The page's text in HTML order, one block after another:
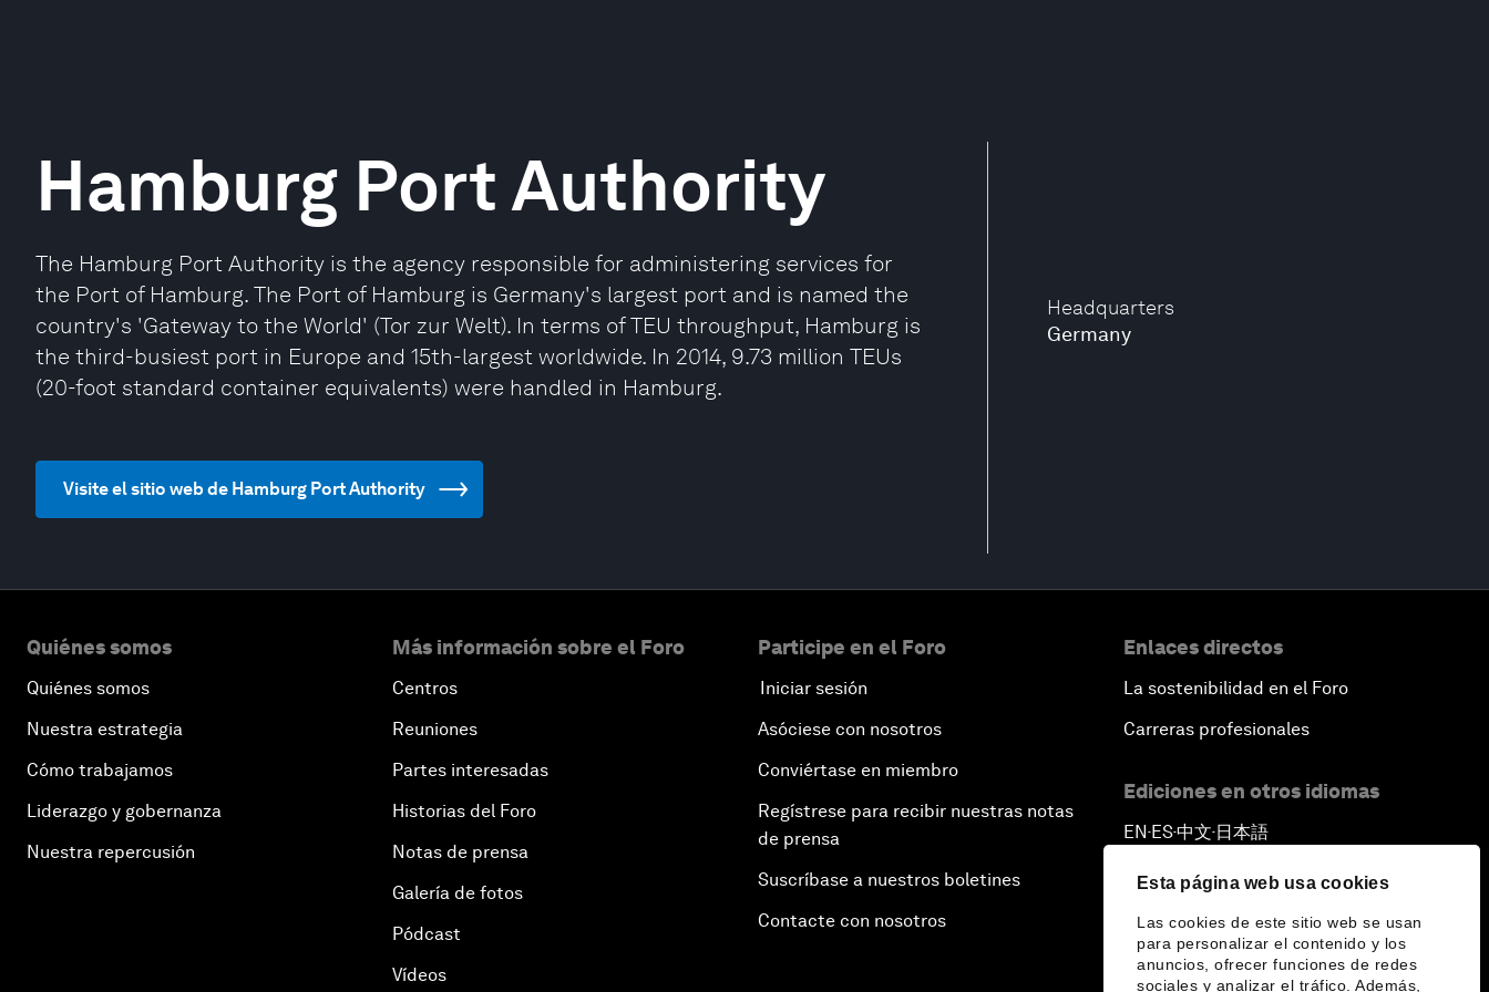
Esta página web usa cookies
Las cookies de este sitio web se usan
para personalizar el contenido y los
anuncios, ofrecer funciones de redes
sociales y analizar el tráfico. Además,
Headquarters
Germany
Hamburg Port Authority
The Hamburg Port Authority is the agency responsible for administering services for
the Port of Hamburg. The Port of Hamburg is Germany's largest port and is named the
country's 'Gateway to the World' (Tor zur Welt). In terms of TEU throughput, Hamburg is
the third-busiest port in Europe and 15th-largest worldwide. In 2014, 9.73 million TEUs
(20-foot standard container equivalents) were handled in Hamburg.
Visite el sitio web de Hamburg Port Authority
Quiénes somos
Quiénes somos
Nuestra estrategia
Cómo trabajamos
Liderazgo y gobernanza
Nuestra repercusión
Más información sobre el Foro
Centros
Reuniones
Partes interesadas
Historias del Foro
Notas de prensa
Galería de fotos
Pódcast
Vídeos
Participe en el Foro
Iniciar sesión
Asóciese con nosotros
Conviértase en miembro
Regístrese para recibir nuestras notas
de prensa
Suscríbase a nuestros boletines
Contacte con nosotros
Enlaces directos
La sostenibilidad en el Foro
Carreras profesionales
Ediciones en otros idiomas
EN ▪ES▪中文▪ 日本語